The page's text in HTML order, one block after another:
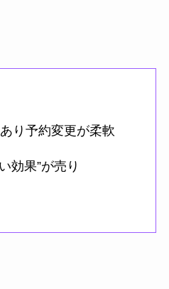
り予約変更が柔軟
効果”が売り